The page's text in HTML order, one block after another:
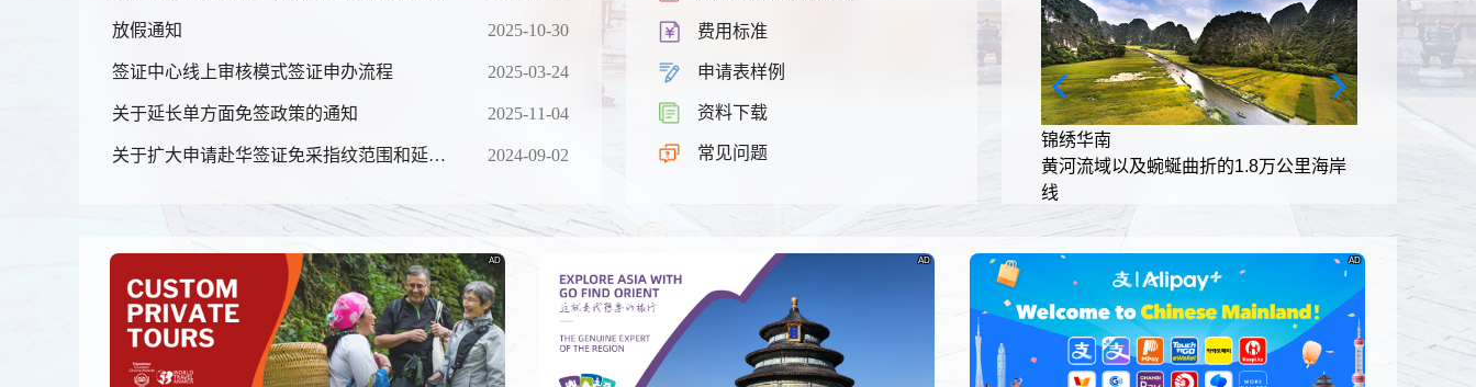
放假通知 2025-10-30
签证中心线上审核模式签证申办流程 2025-03-24
关于延长单方面免签政策的通知 2025-11-04
关于扩大申请赴华签证免采指纹范围和延长
2024-09-02
费用标准
申请表样例
资料下载
常见问题
黄河流域以及蜿蜒曲折的1.8万公里海岸
锦绣华南
黄河流域以及蜿蜒曲折的1.8万公里海岸
锦绣华南
黄河流域以及蜿蜒曲折的1.8万公里海岸
线
AD AD AD